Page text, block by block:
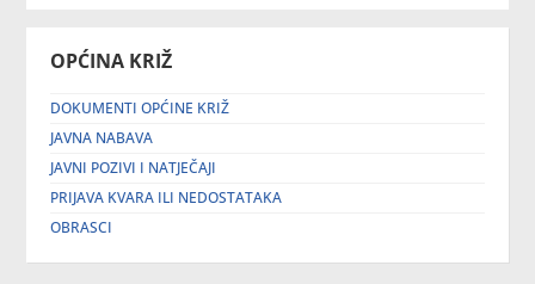
OPĆINA KRIŽ
DOKUMENTI OPĆINE KRIŽ
JAVNA NABAVA
JAVNI POZIVI I NATJEČAJI
PRIJAVA KVARA ILI NEDOSTATAKA
OBRASCI